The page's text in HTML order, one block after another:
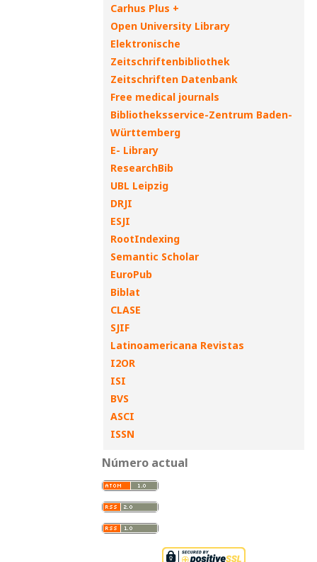
Carhus Plus +
Open University Library
Elektronische
Zeitschriftenbibliothek
Zeitschriften Datenbank
Free medical journals
Bibliotheksservice-Zentrum Baden-
Württemberg
E- Library
ResearchBib
UBL Leipzig
DRJI
ESJI
RootIndexing
Semantic Scholar
EuroPub
Biblat
CLASE
SJIF
Latinoamericana Revistas
I2OR
ISI
BVS
ASCI
ISSN
Número actual